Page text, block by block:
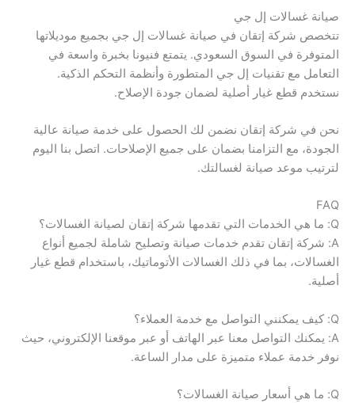
صيانة غسالات إل جي
تتخصص شركة إتقان في صيانة غسالات إل جي بجميع موديلاتها
المتوفرة في السوق السعودي. يتمتع فنيونا بخبرة واسعة في
التعامل مع تقنيات إل جي المتطورة وأنظمة التحكم الذكية.
نستخدم قطع غيار أصلية لضمان جودة الإصلاح.
نحن في شركة إتقان نضمن لك الحصول على خدمة صيانة عالية
الجودة، مع التزامنا بضمان على جميع الإصلاحات. اتصل بنا اليوم
لترتيب موعد صيانة لغسالتك.
FAQ
Q: ما هي الخدمات التي تقدمها شركة إتقان لصيانة الغسالات؟
A: شركة إتقان تقدم خدمات صيانة وتصليح شاملة لجميع أنواع
الغسالات، بما في ذلك الغسالات الأتوماتيك، باستخدام قطع غيار
أصلية.
Q: كيف يمكنني التواصل مع خدمة العملاء؟
A: يمكنك التواصل معنا عبر الهاتف أو عبر موقعنا الإلكتروني، حيث
نوفر خدمة عملاء متميزة على مدار الساعة.
Q: ما هي أسعار صيانة الغسالات؟